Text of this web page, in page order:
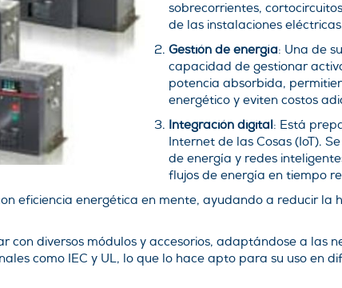
sobrecorrientes,
de las instalaciones
Gestión de energía: Una de
capacidad de gestionar
potencia absorbida,
energético y eviten costos
Integración digital: Está
Internet de las Cosas (IoT).
de energía y redes
flujos de energía en tiempo
eficiencia energética en mente, ayudando a reducir la
con diversos módulos y accesorios, adaptándose a las
como IEC y UL, lo que lo hace apto para su uso en